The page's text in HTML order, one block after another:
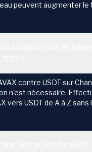
peuvent augmenter le
contre USDT sur
n'est nécessaire.
vers USDT de A à Z sans